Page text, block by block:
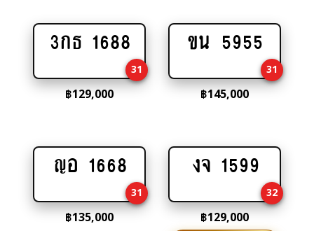
Add
cart
3กธ 1688
31
฿129,000
Add
cart
ขน 5955
31
฿145,000
Add
cart
ญอ 1668
31
฿135,000
Add
cart
งจ 1599
32
฿129,000